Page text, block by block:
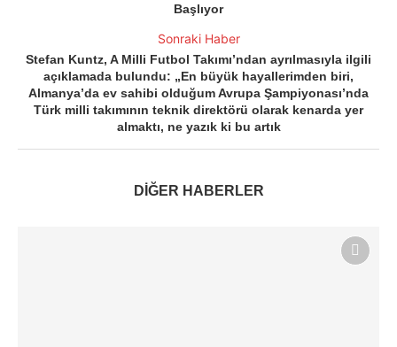
Başlıyor
Sonraki Haber
Stefan Kuntz, A Milli Futbol Takımı’ndan ayrılmasıyla ilgili
açıklamada bulundu: „En büyük hayallerimden biri,
Almanya’da ev sahibi olduğum Avrupa Şampiyonası’nda
Türk milli takımının teknik direktörü olarak kenarda yer
almaktı, ne yazık ki bu artık
DİĞER HABERLER